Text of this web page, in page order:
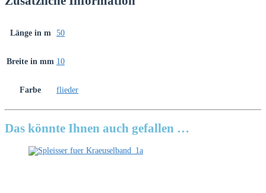
Länge in m 50
Breite in mm 10
Farbe flieder
Das könnte Ihnen auch gefallen …